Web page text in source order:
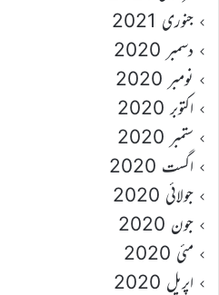
جنوری 2021
دسمبر 2020
نومبر 2020
اکتوبر 2020
ستمبر 2020
اگست 2020
جولائی 2020
جون 2020
مئی 2020
اپریل 2020